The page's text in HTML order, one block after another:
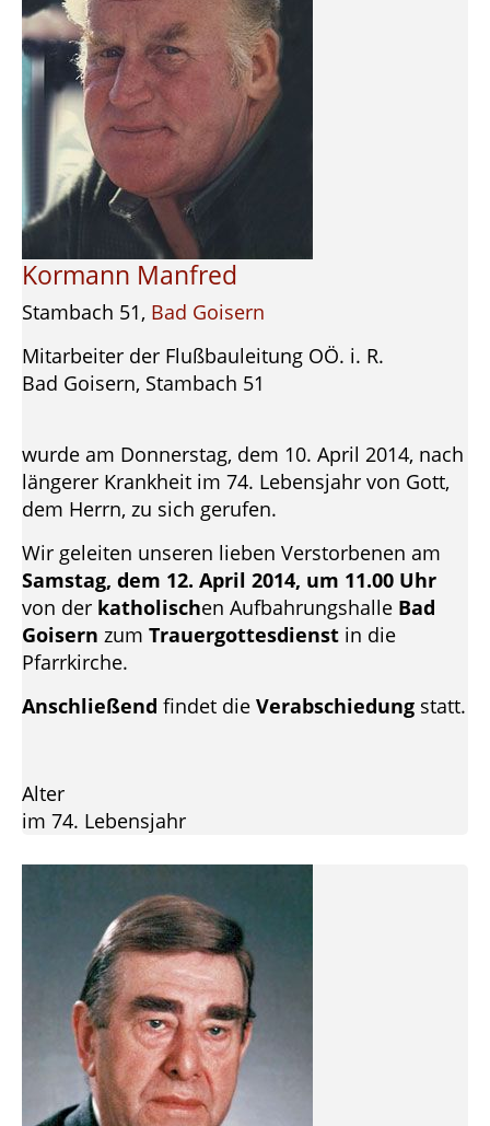
Kormann Manfred
Stambach 51, Bad Goisern
Mitarbeiter der Flußbauleitung OÖ. i. R.
Bad Goisern, Stambach 51
wurde am Donnerstag, dem 10. April 2014, nach
längerer Krankheit im 74. Lebensjahr von Gott,
dem Herrn, zu sich gerufen.
Wir geleiten unseren lieben Verstorbenen am
Samstag, dem 12. April 2014, um 11.00 Uhr
von der katholischen Aufbahrungshalle Bad
Goisern zum Trauergottesdienst in die
Pfarrkirche.
Anschließend findet die Verabschiedung statt.
Alter
im 74. Lebensjahr